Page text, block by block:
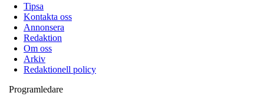
Tipsa
Kontakta oss
Annonsera
Redaktion
Om oss
Arkiv
Redaktionell policy
Programledare